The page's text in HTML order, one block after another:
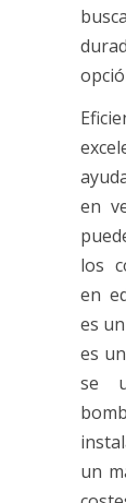
en
los
en
es
es
se
un